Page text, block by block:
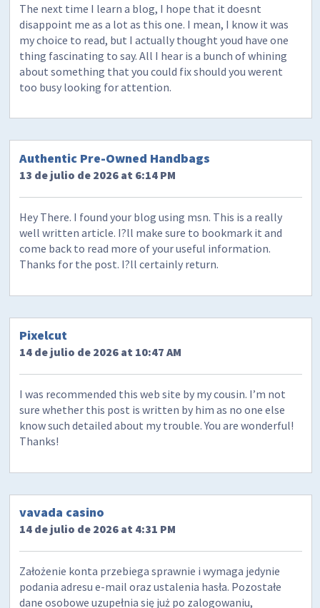
The next time I learn a blog, I hope that it doesnt
disappoint me as a lot as this one. I mean, I know it was
my choice to read, but I actually thought youd have one
thing fascinating to say. All I hear is a bunch of whining
about something that you could fix should you werent
too busy looking for attention.
Authentic Pre-Owned Handbags
13 de julio de 2026 at 6:14 PM
Hey There. I found your blog using msn. This is a really
well written article. I?ll make sure to bookmark it and
come back to read more of your useful information.
Thanks for the post. I?ll certainly return.
Pixelcut
14 de julio de 2026 at 10:47 AM
I was recommended this web site by my cousin. I’m not
sure whether this post is written by him as no one else
know such detailed about my trouble. You are wonderful!
Thanks!
vavada casino
14 de julio de 2026 at 4:31 PM
Założenie konta przebiega sprawnie i wymaga jedynie
podania adresu e-mail oraz ustalenia hasła. Pozostałe
dane osobowe uzupełnia się już po zalogowaniu,